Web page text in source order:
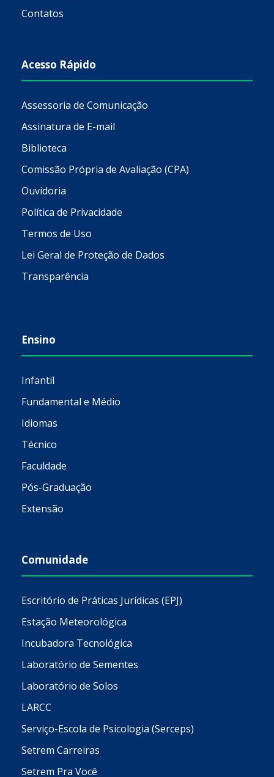
Contatos
Acesso Rápido
Assessoria de Comunicação
Assinatura de E-mail
Biblioteca
Comissão Própria de Avaliação (CPA)
Ouvidoria
Política de Privacidade
Termos de Uso
Lei Geral de Proteção de Dados
Transparência
Ensino
Infantil
Fundamental e Médio
Idiomas
Técnico
Faculdade
Pós-Graduação
Extensão
Comunidade
Escritório de Práticas Jurídicas (EPJ)
Estação Meteorológica
Incubadora Tecnológica
Laboratório de Sementes
Laboratório de Solos
LARCC
Serviço-Escola de Psicologia (Serceps)
Setrem Carreiras
Setrem Pra Você